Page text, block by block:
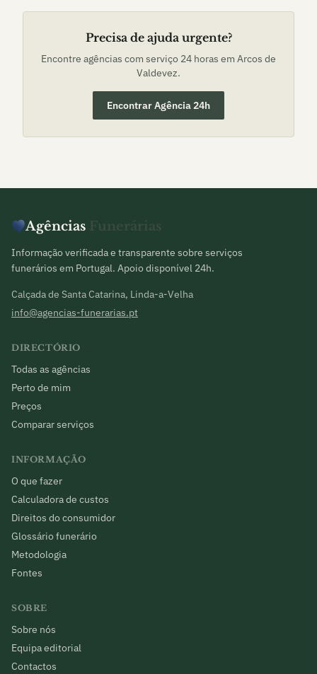
Precisa de ajuda urgente?
Encontre agências com serviço 24 horas em Arcos de
Valdevez.
Encontrar Agência 24h
Agências Funerárias
Informação verificada e transparente sobre serviços
funerários em Portugal. Apoio disponível 24h.
Calçada de Santa Catarina, Linda-a-Velha
info@agencias-funerarias.pt
DIRECTÓRIO
Todas as agências
Perto de mim
Preços
Comparar serviços
INFORMAÇÃO
O que fazer
Calculadora de custos
Direitos do consumidor
Glossário funerário
Metodologia
Fontes
SOBRE
Sobre nós
Equipa editorial
Contactos